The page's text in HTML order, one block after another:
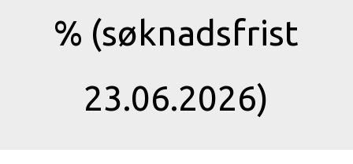
% (søknadsfrist
23.06.2026)